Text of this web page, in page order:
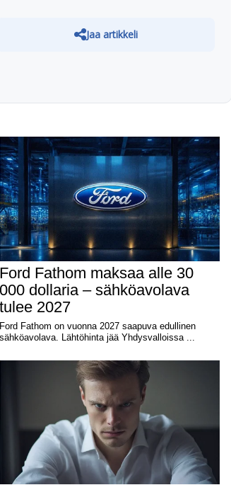
Jaa artikkeli